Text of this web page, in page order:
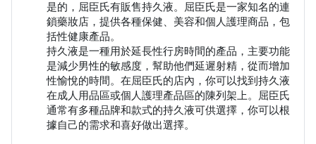
是的，屈臣氏有販售持久液。屈臣氏是一家知名的連
鎖藥妝店，提供各種保健、美容和個人護理商品，包
括性健康產品。
持久液是一種用於延長性行房時間的產品，主要功能
是減少男性的敏感度，幫助他們延遲射精，從而增加
性愉悅的時間。在屈臣氏的店內，你可以找到持久液
在成人用品區或個人護理產品區的陳列架上。屈臣氏
通常有多種品牌和款式的持久液可供選擇，你可以根
據自己的需求和喜好做出選擇。